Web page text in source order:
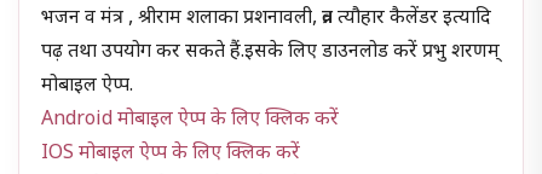
भजन व मंत्र , श्रीराम शलाका प्रशनावली, व्रत त्यौहार कैलेंडर इत्यादि
पढ़ तथा उपयोग कर सकते हैं.इसके लिए डाउनलोड करें प्रभु शरणम्
मोबाइल ऐप्प.
Android मोबाइल ऐप्प के लिए क्लिक करें
IOS मोबाइल ऐप्प के लिए क्लिक करें